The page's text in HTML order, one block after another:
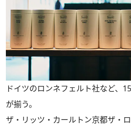
ドイツのロンネフェルト社など、
が揃う。
ザ・リッツ・カールトン京都ザ・